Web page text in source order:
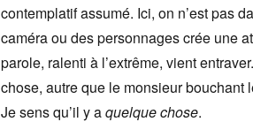
contemplatif assumé. Ici, on n’est pas
caméra ou des personnages crée une
parole, ralenti à l’extrême, vient
chose, autre que le monsieur bouchant
Je sens qu’il y aquelque chose.